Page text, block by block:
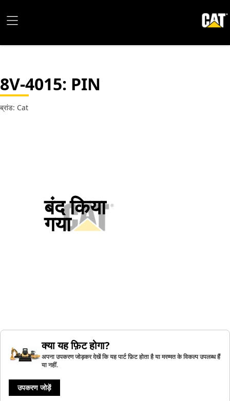
8V-4015: PIN
ब्रांड: Cat
बंद किया
गया
क्या यह फ़िट होगा?
अपना उपकरण जोड़कर देखें कि यह पार्ट फ़िट होता है या मरम्मत के विकल्प उपलब्ध हैं
या नहीं.
उपकरण जोड़ें